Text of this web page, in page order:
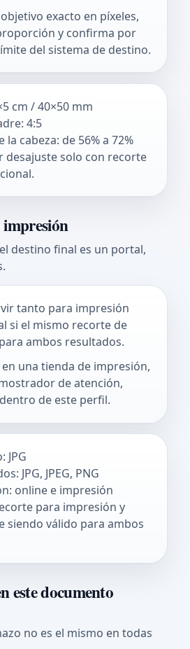
exacto en píxeles,
y confirma por
del sistema de destino.
cm / 40×50 mm
4:5
cabeza: de 56% a 72%
desajuste solo con recorte
destino final es un portal,
tanto para impresión
si el mismo recorte de
ambos resultados.
una tienda de impresión,
de atención,
de este perfil.
JPG
JPG, JPEG, PNG
online e impresión
para impresión y
siendo válido para ambos
este documento
no es el mismo en todas